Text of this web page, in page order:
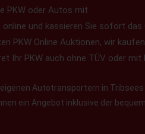
PKW oder Autos mit
und kassieren Sie sofort das
PKW Online Auktionen, wir
Ihr PKW auch ohne TÜV oder
Autotransportern in
ein Angebot inklusive der